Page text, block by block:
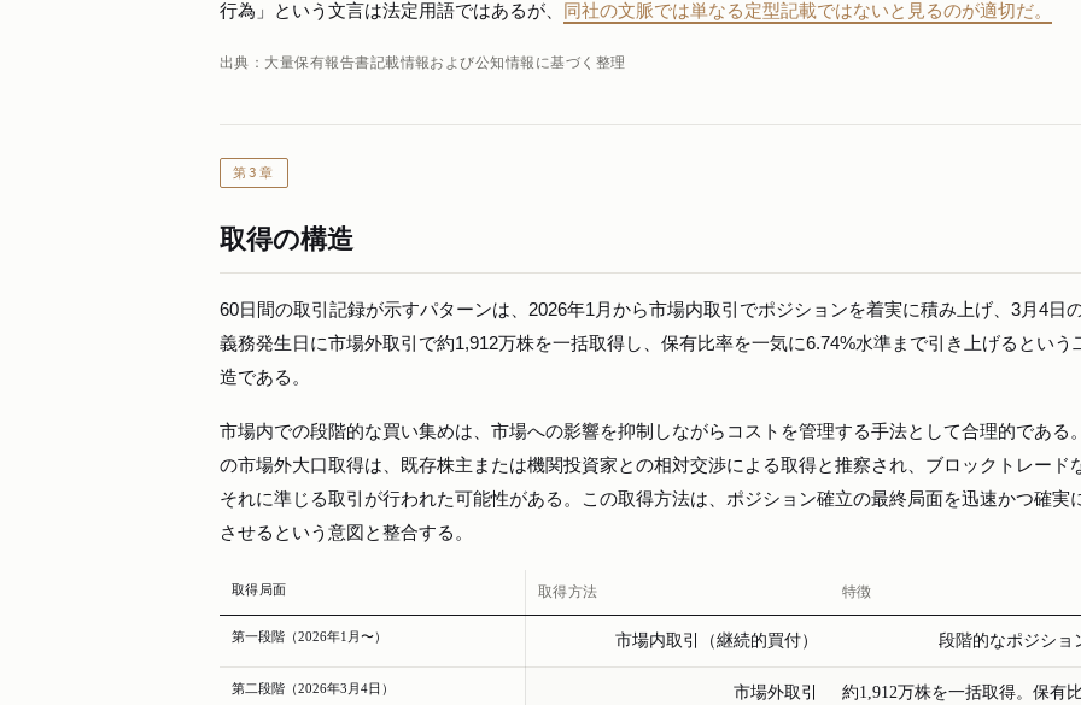
行為」という文言は法定用語ではあるが、
同社の文脈では単なる定型記載ではないと見るのが適切だ。
出典：大量保有報告書記載情報および公知情報に基づく整理
第3章
取得の構造
60日間の取引記録が示すパターンは、2026年1月から市場内取引でポジションを着実に積み上げ、3月4日
義務発生日に市場外取引で約1,912万株を一括取得し、保有比率を一気に6.74%水準まで引き上げるという
造である。
市場内での段階的な買い集めは、市場への影響を抑制しながらコストを管理する手法として合理的である
の市場外大口取得は、既存株主または機関投資家との相対交渉による取得と推察され、ブロックトレード
それに準じる取引が行われた可能性がある。この取得方法は、ポジション確立の最終局面を迅速かつ確実
させるという意図と整合する。
取得局面 取得方法 特徴
第一段階（2026年1月〜） 市場内取引（継続的買付） 段階的なポジショ
第二段階（2026年3月4日） 市場外取引 約1,912万株を一括取得。保有